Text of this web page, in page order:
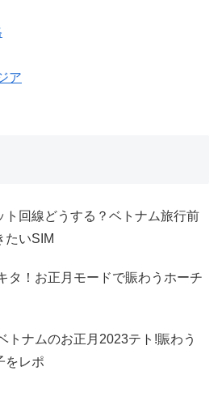
ア
ト回線どうする？ベトナム旅行前
たいSIM
タ！お正月モードで賑わうホーチ
トナムのお正月2023テト!賑わう
をレポ